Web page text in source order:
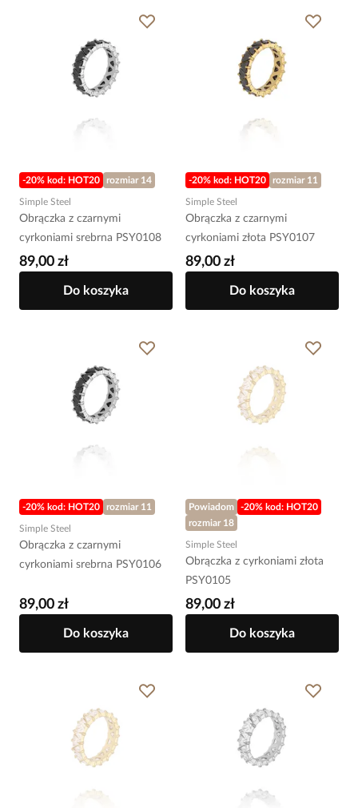
-20% kod: HOT20 rozmiar 14
Simple Steel
Obrączka z czarnymi
cyrkoniami srebrna PSY0108
89,00 zł
Do koszyka
-20% kod: HOT20 rozmiar 11
Simple Steel
Obrączka z czarnymi
cyrkoniami złota PSY0107
89,00 zł
Do koszyka
-20% kod: HOT20 rozmiar 11
Simple Steel
Obrączka z czarnymi
cyrkoniami srebrna PSY0106
89,00 zł
Do koszyka
Powiadom
-20% kod: HOT20
rozmiar 18
Simple Steel
Obrączka z cyrkoniami złota
PSY0105
89,00 zł
Do koszyka